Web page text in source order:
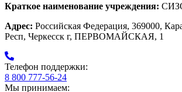
Краткое наименование учреждения:
Адрес: Российская Федерация, 369000,
Респ, Черкесск г, ПЕРВОМАЙСКАЯ, 1
Телефон поддержки:
8 800 777-56-24
Мы принимаем: